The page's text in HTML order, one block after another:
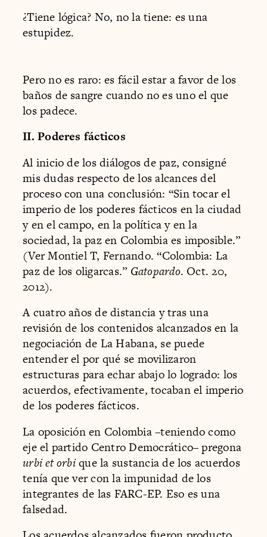
¿Tiene lógica? No, no la tiene: es una
estupidez.
Pero no es raro: es fácil estar a favor de los
baños de sangre cuando no es uno el que
los padece.
II. Poderes fácticos
Al inicio de los diálogos de paz, consigné
mis dudas respecto de los alcances del
proceso con una conclusión: “Sin tocar el
imperio de los poderes fácticos en la ciudad
y en el campo, en la política y en la
sociedad, la paz en Colombia es imposible.”
(Ver Montiel T, Fernando. “Colombia: La
paz de los oligarcas.” Gatopardo. Oct. 20,
2012).
A cuatro años de distancia y tras una
revisión de los contenidos alcanzados en la
negociación de La Habana, se puede
entender el por qué se movilizaron
estructuras para echar abajo lo logrado: los
acuerdos, efectivamente, tocaban el imperio
de los poderes fácticos.
La oposición en Colombia –teniendo como
eje el partido Centro Democrático– pregona
urbi et orbique la sustancia de los acuerdos
tenía que ver con la impunidad de los
integrantes de las FARC-EP. Eso es una
falsedad.